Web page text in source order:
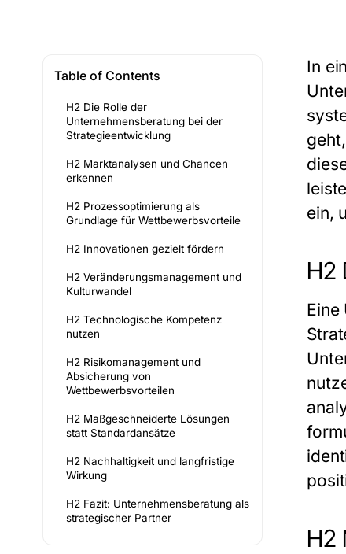
Table of Contents
H2 Die Rolle der
Unternehmensberatung bei der
Strategieentwicklung
H2 Marktanalysen und Chancen
erkennen
H2 Prozessoptimierung als
Grundlage für Wettbewerbsvorteile
H2 Innovationen gezielt fördern
H2 Veränderungsmanagement und
Kulturwandel
H2 Technologische Kompetenz
nutzen
H2 Risikomanagement und
Absicherung von
Wettbewerbsvorteilen
H2 Maßgeschneiderte Lösungen
statt Standardansätze
H2 Nachhaltigkeit und langfristige
Wirkung
H2 Fazit: Unternehmensberatung als
strategischer Partner
In
ein,
H2
H2